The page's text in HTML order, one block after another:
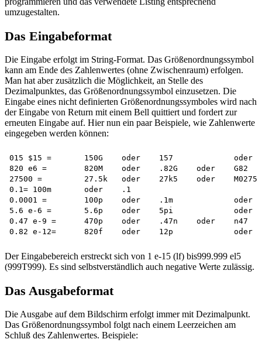
umzugestalten.
Das Eingabeformat
Die Eingabe erfolgt im String-Format. Das Größenordnungssymbol
kann am Ende des Zahlenwertes (ohne Zwischenraum) erfolgen.
Man hat aber zusätzlich die Möglichkeit, an Stelle des
Dezimalpunktes, das Größenordnungssymbol einzusetzen. Die
Eingabe eines nicht definierten Größenordnungssymboles wird nach
der Eingabe von Return mit einem Bell quittiert und fordert zur
erneuten Eingabe auf. Hier nun ein paar Beispiele, wie Zahlenwerte
eingegeben werden können:
015 $15 =	150G	oder	157		oder	115
820 e6 =	820M	oder	.82G	oder	G82
27500 =		27.5k	oder	27k5	oder	M0275
0.1= 100m	oder	.1
0.0001 =	100p	oder	.1m		oder	m1
5.6 e-6 =	5.6p	oder	5pi		oder	5600n
0.47 e-9 =	470p	oder	.47n	oder	n47
Der Eingabebereich erstreckt sich von 1 e-15 (lf) bis999.999 el5
(999T999). Es sind selbstverständlich auch negative Werte zulässig.
Das Ausgabeformat
Die Ausgabe auf dem Bildschirm erfolgt immer mit Dezimalpunkt.
Das Größenordnungssymbol folgt nach einem Leerzeichen am
Schluß des Zahlenwertes. Beispiele: